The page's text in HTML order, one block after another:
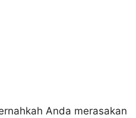
Anda merasakan